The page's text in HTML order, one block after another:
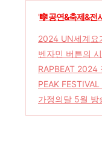
'🎼 공연&축제&전
2024 UN세계요
벤자민 버튼의
RAPBEAT 2024
PEAK
가정의달 5월 방